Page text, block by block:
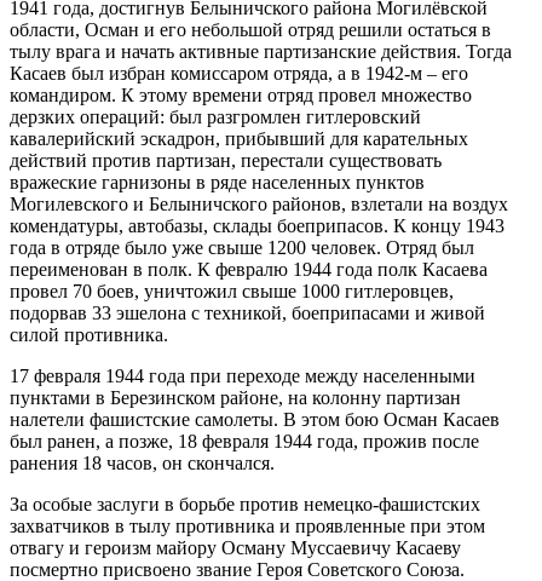
1941 года, достигнув Белыничского района Могилёвской
области, Осман и его небольшой отряд решили остаться в
тылу врага и начать активные партизанские действия. Тогда
Касаев был избран комиссаром отряда, а в 1942-м – его
командиром. К этому времени отряд провел множество
дерзких операций: был разгромлен гитлеровский
кавалерийский эскадрон, прибывший для карательных
действий против партизан, перестали существовать
вражеские гарнизоны в ряде населенных пунктов
Могилевского и Белыничского районов, взлетали на воздух
комендатуры, автобазы, склады боеприпасов. К концу 1943
года в отряде было уже свыше 1200 человек. Отряд был
переименован в полк. К февралю 1944 года полк Касаева
провел 70 боев, уничтожил свыше 1000 гитлеровцев,
подорвав 33 эшелона с техникой, боеприпасами и живой
силой противника.
17 февраля 1944 года при переходе между населенными
пунктами в Березинском районе, на колонну партизан
налетели фашистские самолеты. В этом бою Осман Касаев
был ранен, а позже, 18 февраля 1944 года, прожив после
ранения 18 часов, он скончался.
За особые заслуги в борьбе против немецко-фашистских
захватчиков в тылу противника и проявленные при этом
отвагу и героизм майору Осману Муссаевичу Касаеву
посмертно присвоено звание Героя Советского Союза.